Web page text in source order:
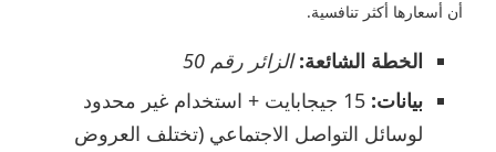
أن أسعارها أكثر تنافسية.
الخطة الشائعة: الزائر رقم 50
بيانات:
15 جيجابايت + استخدام غير محدود
لوسائل التواصل الاجتماعي (تختلف العروض